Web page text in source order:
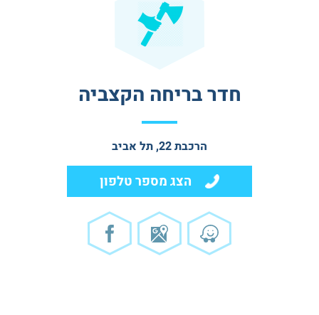
חדר בריחה הקצביה
הרכבת 22, תל אביב
הצג מספר טלפון